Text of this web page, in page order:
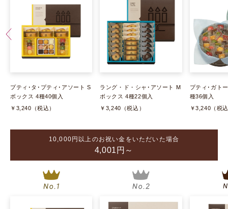
プティ･タ･プティ･アソート S
ボックス 4種40個入
￥3,240（税込）
ラング・ド・シャ･アソート M
ボックス 4種22個入
￥3,240（税込）
プティ･ガト
種36個入
￥3,240（税
10,000円以上のお祝い金をいただいた場合
4,001円～